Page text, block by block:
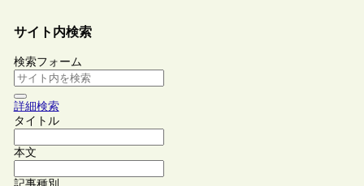
サイト内検索
検索フォーム
詳細検索
タイトル
本文